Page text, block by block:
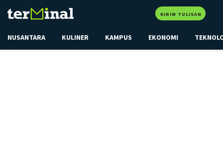
KIRIM TULISAN
NUSANTARA KULINER KAMPUS EKONOMI